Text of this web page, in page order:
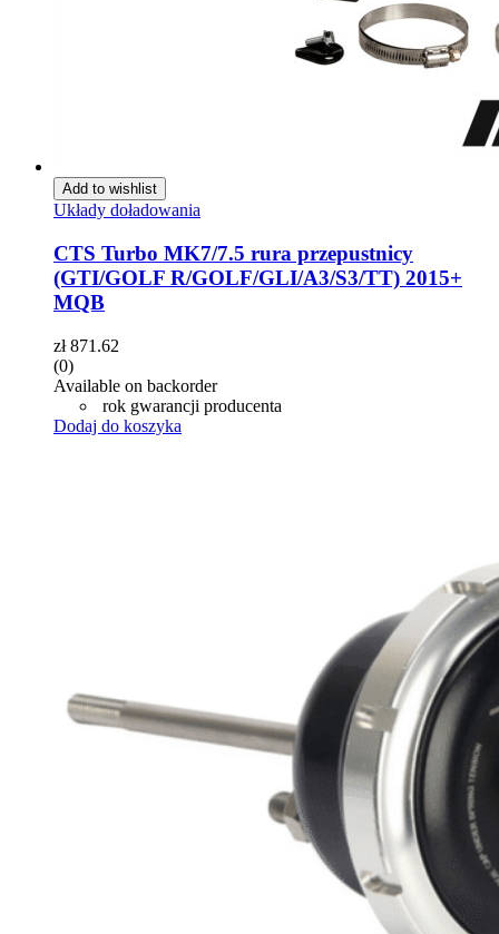
Add to wishlist
Układy doładowania
CTS Turbo MK7/7.5 rura przepustnicy
(GTI/GOLF R/GOLF/GLI/A3/S3/TT) 2015+
MQB
zł871.62
(0)
Available on backorder
rok gwarancji producenta
Dodaj do koszyka